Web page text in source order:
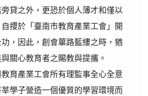
貸之外，更恐於個人薄才和僅以
攖於「臺南市教育產業工會」開
，因此，創會蓽路藍縷之時，猶
與關心教育者之賜教與提攜。
育產業工會所有理監事全心全意
學子營造一個優質的學習環境而